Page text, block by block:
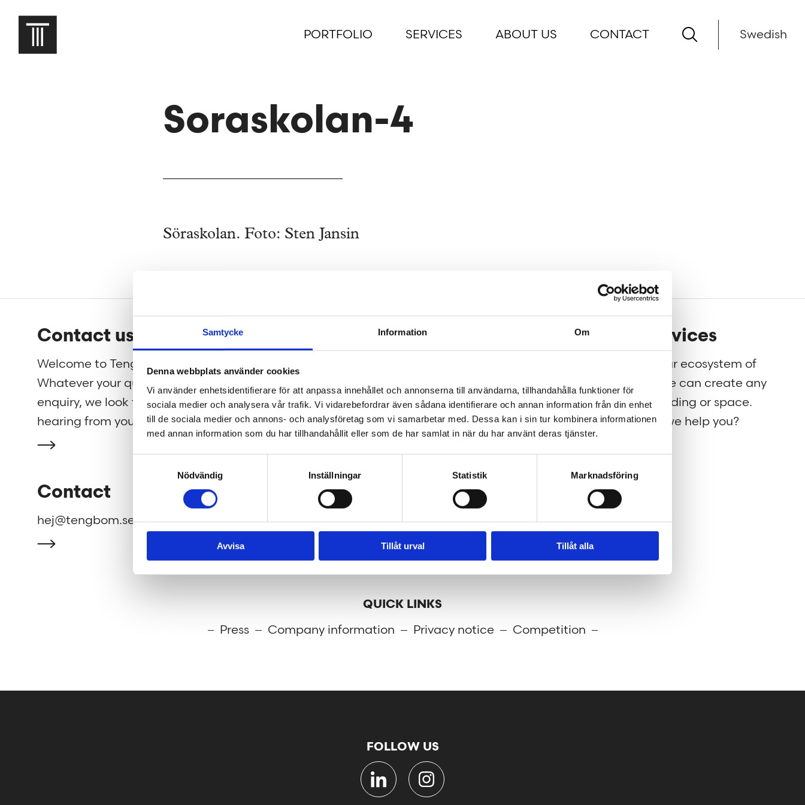
Samtycke Information Om
Denna webbplats använder cookies
Vi använder enhetsidentifierare för att anpassa innehållet och annonserna till användarna, tillhandahålla funktioner för
sociala medier och analysera vår trafik. Vi vidarebefordrar även sådana identifierare och annan information från din enhet
till de sociala medier och annons- och analysföretag som vi samarbetar med. Dessa kan i sin tur kombinera informationen
med annan information som du har tillhandahållit eller som de har samlat in när du har använt deras tjänster.
Nödvändig
Inställningar Statistik Marknadsföring
Avvisa Tillåt urval Tillåt alla
PORTFOLIO SERVICES ABOUT US CONTACT Swedish
Soraskolan-4
Söraskolan. Foto: Sten Jansin
Footer
Contact us
Welcome to Tengbom!
Whatever your question or
enquiry, we look forward to
hearing from you.
We are Tengbom
We create sustainable and
beautiful architecture that
strenghtens our clients as
well as our society.
Work with us
more people who want to
help us make the world a
better place.
Our services
Through our ecosystem of
services, we can create any
kind of building or space.
How may we help you?
Contact
hej@tengbom.se
QUICK LINKS
Press
Company information Privacy notice Competition
FOLLOW US